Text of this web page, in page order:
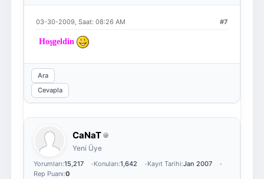
#7
03-30-2009, Saat: 08:26 AM
Hoşgeldin
Ara
Cevapla
CaNaT
Yeni Üye
Yorumları:15,217 Konuları:1,642 Kayıt Tarihi:Jan 2007
Rep Puanı:0